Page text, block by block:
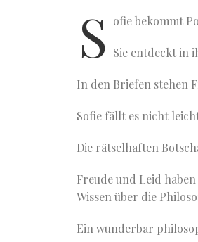
S ofie bekommt
Sie entdeckt in
In den Briefen stehen
Sofie fällt es nicht
Die rätselhaften
Freude und Leid
Wissen über die
Ein wunderbar